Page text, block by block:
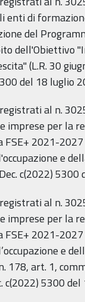
enti di
del
dell'Obiettivo
(L.R. 30
del 18 luglio
al n.
imprese per la
FSE+ 2021-
e
c(2022)
al n.
imprese per la
FSE+ 2021-
e
178, art. 1,
c(2022) 5300